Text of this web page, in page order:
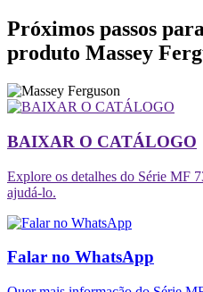
Próximos passos
produto Massey
BAIXAR O CATÁLOGO
Explore os detalhes do Série MF
ajudá-lo.
Falar no WhatsApp